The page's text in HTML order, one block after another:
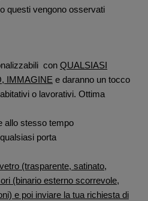
questi vengono osservati
con QUALSIASI
IMMAGINE e daranno un tocco
o lavorativi. Ottima
allo stesso tempo
porta
(trasparente, satinato,
(binario esterno scorrevole,
e poi inviare la tua richiesta di